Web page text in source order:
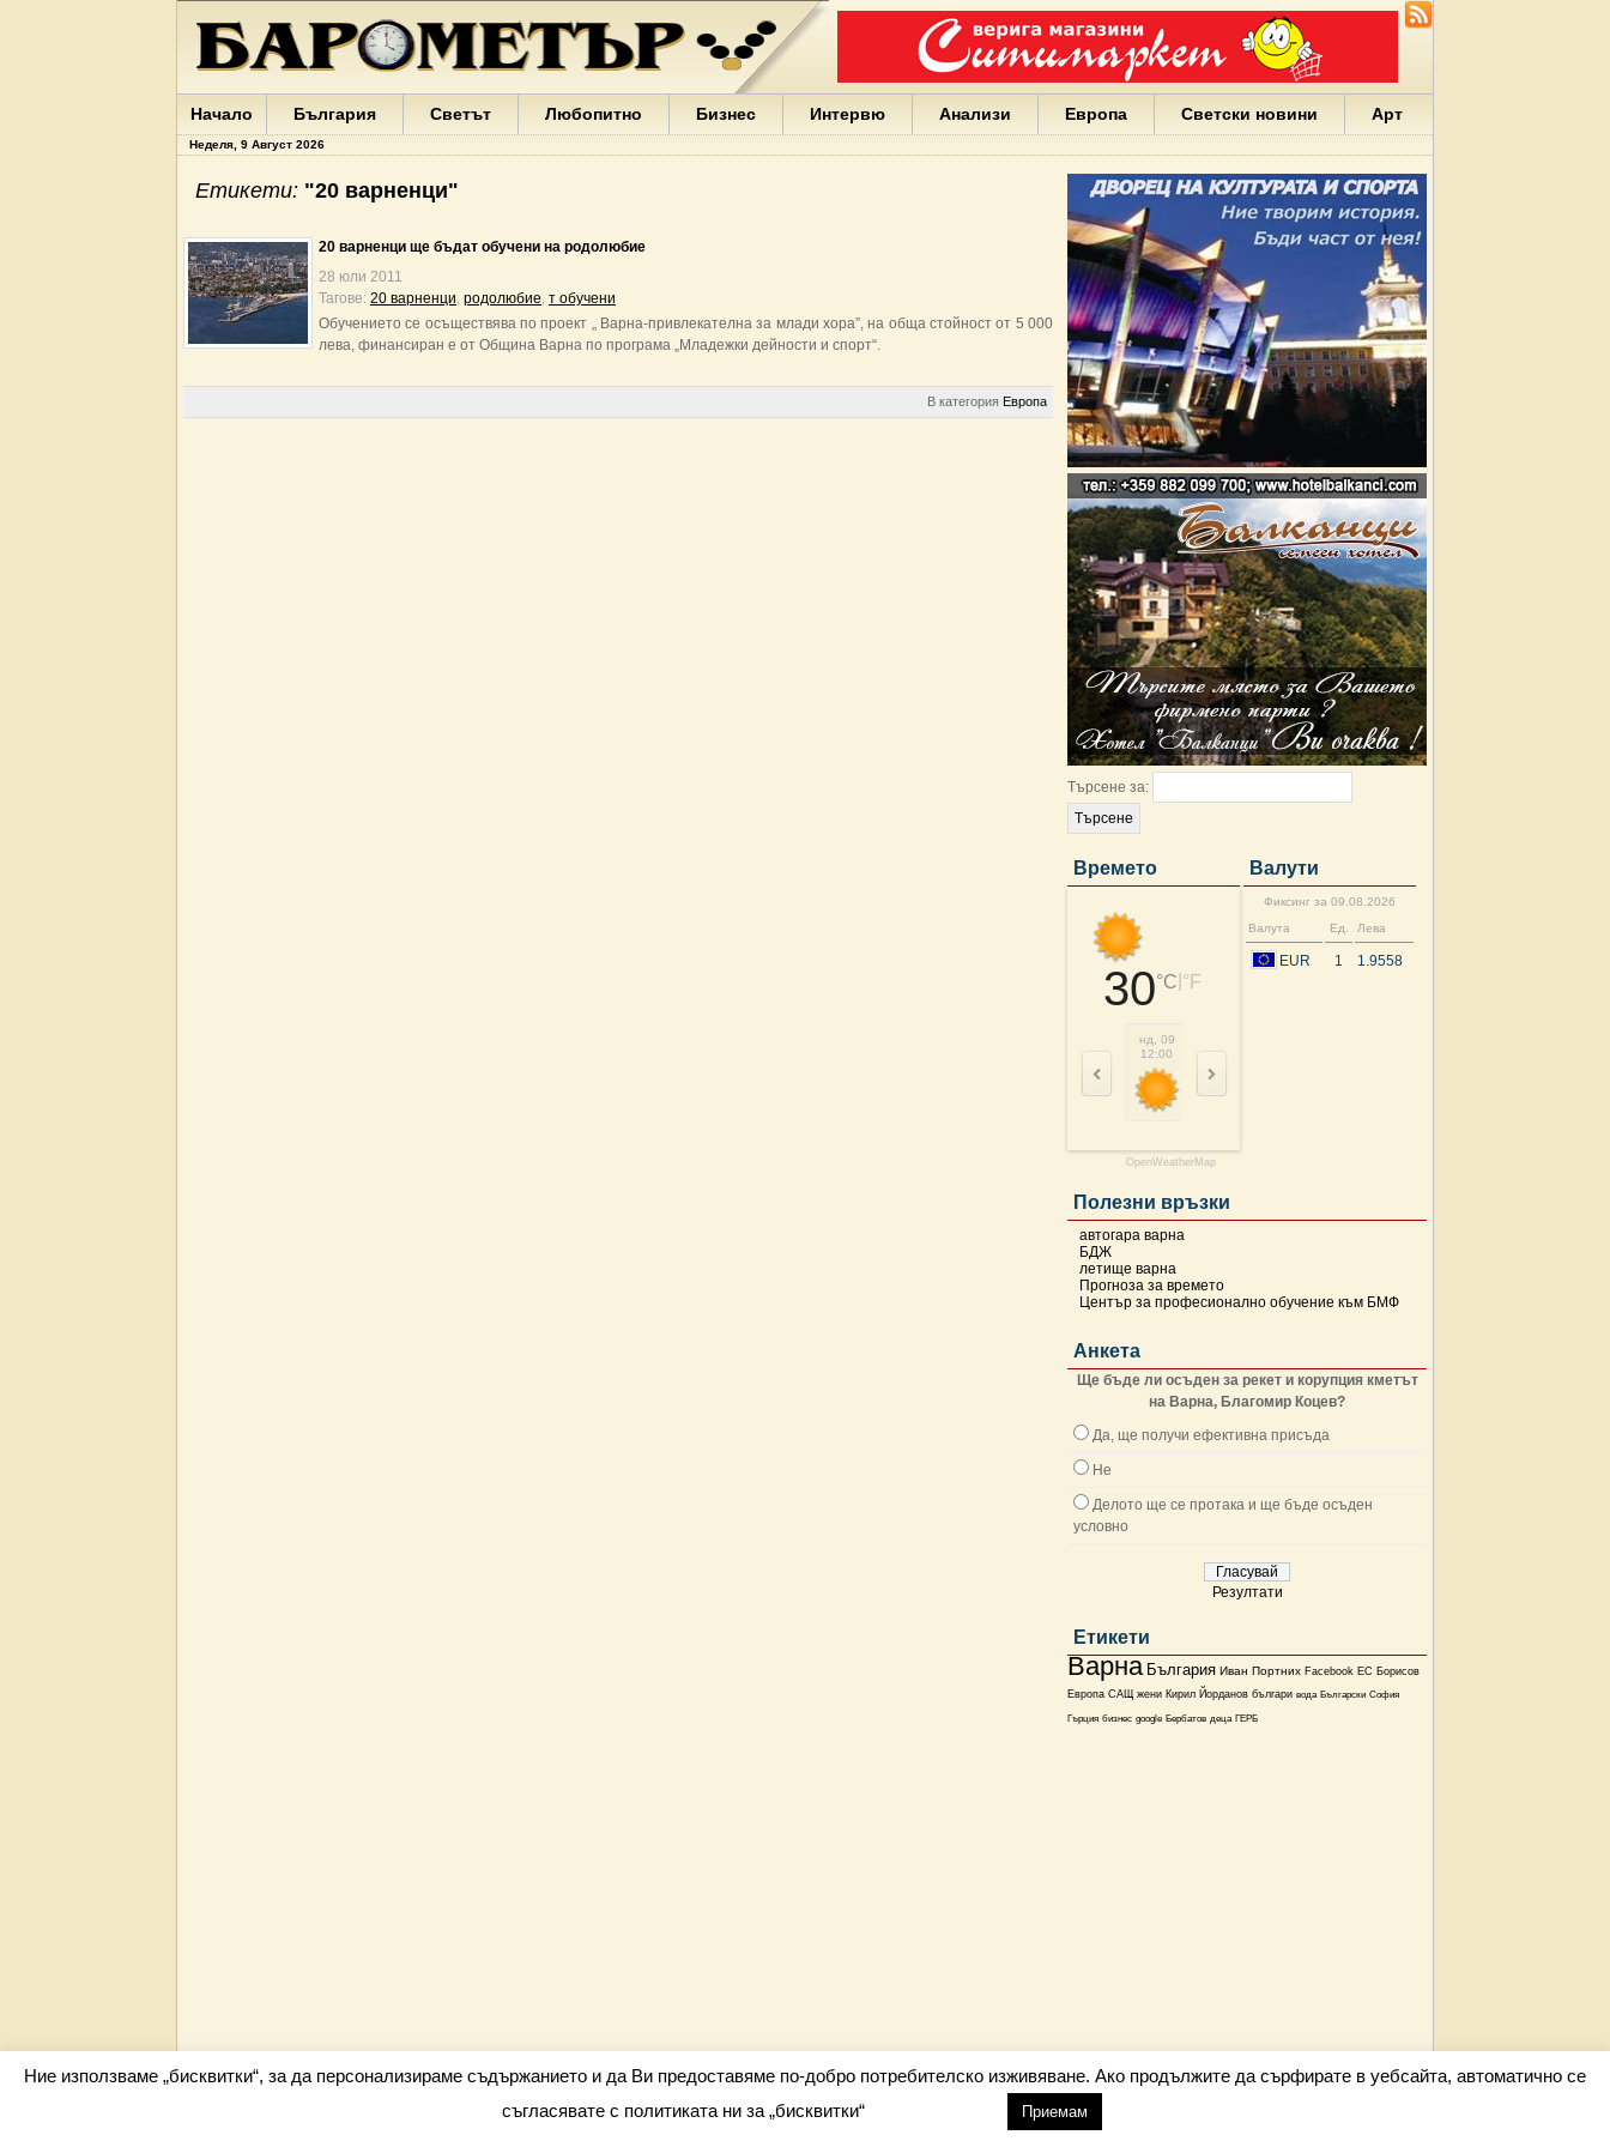
Варна
България
Портних
Facebook
ЕС
Борисов
Европа
Български
София
Гърция
деца
Начало България Светът Любопитно Бизнес Интервю Анализи Европа Светски новини Арт
Неделя, 9 Август 2026
Търсене за:
Времето
30°C °F
нд, 09
12:00
15:00
OpenWeatherMap
Валути
Фиксинг за 09.08.2026
Валута
Ед. Лева
EUR 1 1.9558
Полезни връзки
автогара варна
БДЖ
летище варна
Прогноза за времето
Център за професионално обучение към БМФ
Анкета
Ще бъде ли осъден за рекет и корупция кметът
на Варна, Благомир Коцев?
Да, ще получи ефективна присъда
Не
Делото ще се протака и ще бъде осъден
условно
Резултати
Етикети
Варна България Иван Портних Facebook ЕС Борисов
Европа САЩ жени Кирил Йорданов българи вода Български София
Гърция бизнес google Бербатов деца ГЕРБ
Етикети: "20 варненци"
20 варненци ще бъдат обучени на родолюбие
28 юли 2011
Тагове: 20 варненци, родолюбие, т обучени
Обучението се осъществява по проект „ Варна-привлекателна за млади хора”, на обща стойност от 5 000
лева, финансиран е от Община Варна по програма „Младежки дейности и спорт“.
В категория Европа
Всички права запазени barometar.net © 2026 info@barometar.net
Ние използваме „бисквитки“, за да персонализираме съдържанието и да Ви предоставяме по-добро потребителско изживяване. Ако продължите да сърфирате в уебсайта, автоматично се
съгласявате с политиката ни за „бисквитки“
Приемам